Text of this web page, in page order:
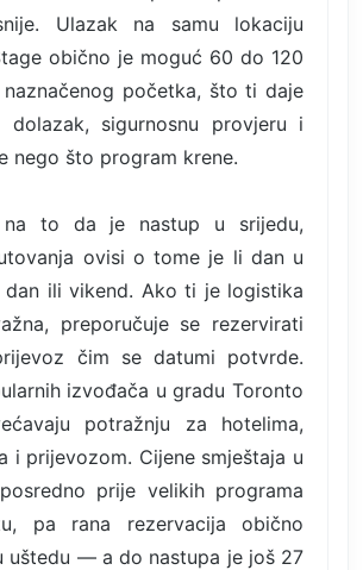
Ulazak na samu lokaciju
obično je moguć 60 do 120
početka, što ti daje
dolazak, sigurnosnu provjeru i
nego što program krene.
to da je nastup u srijedu,
ovisi o tome je li dan u
dan ili vikend. Ako ti je logistika
preporučuje se rezervirati
čim se datumi potvrde.
izvođača u gradu Toronto
potražnju za hotelima,
i prijevozom. Cijene smještaja u
prije velikih programa
pa rana rezervacija obično
uštedu — a do nastupa je još 27